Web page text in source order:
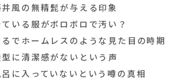
井風の無精髭が与える印象
ている服がボロボロで汚い？
るでホームレスのような見た目の時期
型に清潔感がないという声
呂に入っていないという噂の真相